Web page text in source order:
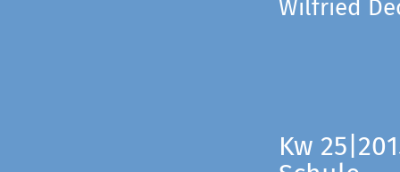
Wilfried
Kw